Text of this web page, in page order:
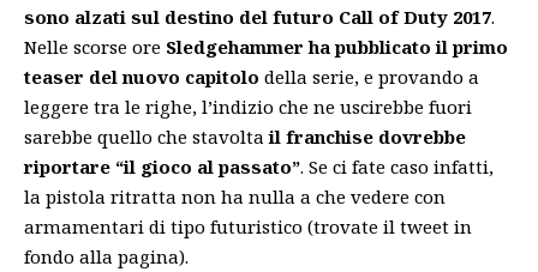
sono alzati sul destino del futuro Call of Duty 2017.
Nelle scorse ore Sledgehammer ha pubblicato il primo
teaser del nuovo capitolo della serie, e provando a
leggere tra le righe, l’indizio che ne uscirebbe fuori
sarebbe quello che stavolta il franchise dovrebbe
riportare “il gioco al passato”. Se ci fate caso infatti,
la pistola ritratta non ha nulla a che vedere con
armamentari di tipo futuristico (trovate il tweet in
fondo alla pagina).